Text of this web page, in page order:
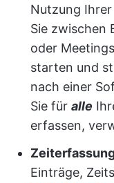
Nutzung
Sie zwischen
oder
starten und
nach einer
Sie für alle
erfassen,
Einträge,